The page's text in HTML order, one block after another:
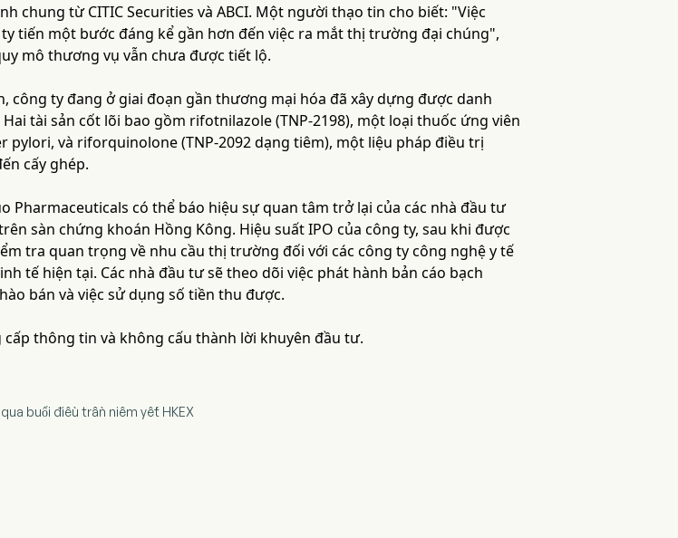
chung từ CITIC Securities và ABCI. Một người thạo tin cho biết: "Việc
tiến một bước đáng kể gần hơn đến việc ra mắt thị trường đại chúng",
mô thương vụ vẫn chưa được tiết lộ.
công ty đang ở giai đoạn gần thương mại hóa đã xây dựng được danh
tài sản cốt lõi bao gồm rifotnilazole (TNP-2198), một loại thuốc ứng viên
pylori, và riforquinolone (TNP-2092 dạng tiêm), một liệu pháp điều trị
cấy ghép.
Pharmaceuticals có thể báo hiệu sự quan tâm trở lại của các nhà đầu tư
sàn chứng khoán Hồng Kông. Hiệu suất IPO của công ty, sau khi được
tra quan trọng về nhu cầu thị trường đối với các công ty công nghệ y tế
tế hiện tại. Các nhà đầu tư sẽ theo dõi việc phát hành bản cáo bạch
bán và việc sử dụng số tiền thu được.
cấp thông tin và không cấu thành lời khuyên đầu tư.
buổi điều trần niêm yết HKEX